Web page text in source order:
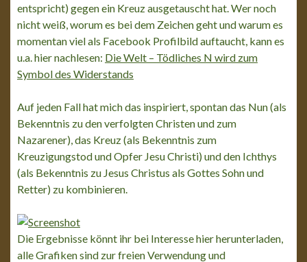
entspricht) gegen ein Kreuz ausgetauscht hat. Wer noch
nicht weiß, worum es bei dem Zeichen geht und warum es
momentan viel als Facebook Profilbild auftaucht, kann es
u.a. hier nachlesen: Die Welt – Tödliches N wird zum
Symbol des Widerstands
Auf jeden Fall hat mich das inspiriert, spontan das Nun (als
Bekenntnis zu den verfolgten Christen und zum
Nazarener), das Kreuz (als Bekenntnis zum
Kreuzigungstod und Opfer Jesu Christi) und den Ichthys
(als Bekenntnis zu Jesus Christus als Gottes Sohn und
Retter) zu kombinieren.
Die Ergebnisse könnt ihr bei Interesse hier herunterladen,
alle Grafiken sind zur freien Verwendung und